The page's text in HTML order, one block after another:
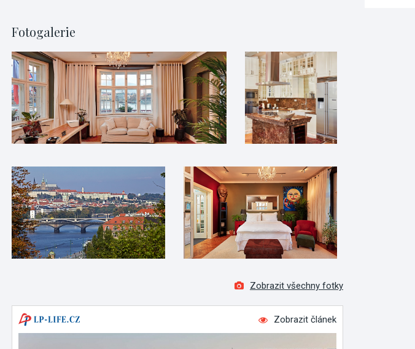
Fotogalerie
Zobrazit všechny fotky
Zobrazit článek